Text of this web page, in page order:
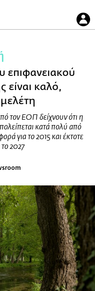
επιφανειακού
είναι καλό,
τον ΕΟΠ δείχνουν ότι η
κατά πολύ από
για το 2015 και έκτοτε
2027